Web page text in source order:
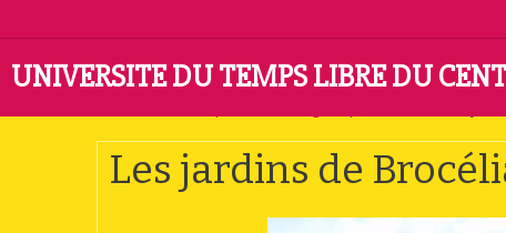
UNIVERSITE DU TEMPS LIBRE DU
Les jardins de